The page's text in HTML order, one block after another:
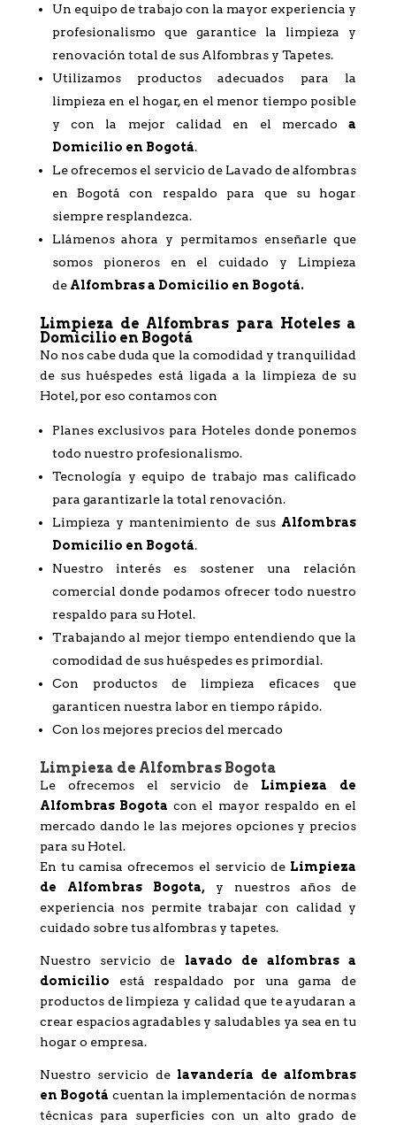
Un equipo de trabajo con la mayor experiencia y
profesionalismo que garantice la limpieza y
renovación total de sus Alfombras y Tapetes.
Utilizamos productos adecuados para la
limpieza en el hogar, en el menor tiempo posible
y con la mejor calidad en el mercadoa
Domicilio en Bogotá.
Le ofrecemos el servicio de Lavado de alfombras
en Bogotá con respaldo para que su hogar
siempre resplandezca.
Llámenos ahora y permitamos enseñarle que
somos pioneros en el cuidado y Limpieza
de Alfombras a Domicilio en Bogotá.
Limpieza de Alfombras para Hoteles a
Domicilio en Bogotá
No nos cabe duda que la comodidad y tranquilidad
de sus huéspedes está ligada a la limpieza de su
Hotel, por eso contamos con
Planes exclusivos para Hoteles donde ponemos
todo nuestro profesionalismo.
Tecnología y equipo de trabajo mas calificado
para garantizarle la total renovación.
Limpieza y mantenimiento de sus Alfombras
Domicilio en Bogotá.
Nuestro interés es sostener una relación
comercial donde podamos ofrecer todo nuestro
respaldo para su Hotel.
Trabajando al mejor tiempo entendiendo que la
comodidad de sus huéspedes es primordial.
Con productos de limpieza eficaces que
garanticen nuestra labor en tiempo rápido.
Con los mejores precios del mercado
Limpieza de Alfombras Bogota
Le ofrecemos el servicio de Limpieza de
Alfombras Bogota con el mayor respaldo en el
mercado dando le las mejores opciones y precios
para su Hotel.
En tu camisa ofrecemos el servicio de Limpieza
de Alfombras Bogota, y nuestros años de
experiencia nos permite trabajar con calidad y
cuidado sobre tus alfombras y tapetes.
Nuestro servicio de lavado de alfombras a
domicilio está respaldado por una gama de
productos de limpieza y calidad que te ayudaran a
crear espacios agradables y saludables ya sea en tu
hogar o empresa.
Nuestro servicio de lavandería de alfombras
en Bogotá cuentan la implementación de normas
técnicas para superficies con un alto grado de